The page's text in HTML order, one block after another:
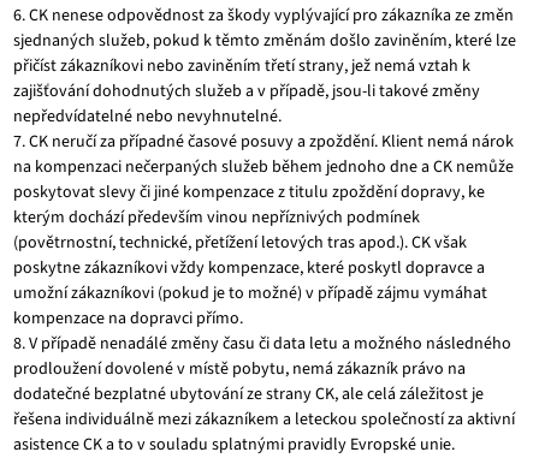
6. CK nenese odpovědnost za škody vyplývající pro zákazníka ze změn
sjednaných služeb, pokud k těmto změnám došlo zaviněním, které lze
přičíst zákazníkovi nebo zaviněním třetí strany, jež nemá vztah k
zajišťování dohodnutých služeb a v případě, jsou-li takové změny
nepředvídatelné nebo nevyhnutelné.
7. CK neručí za případné časové posuvy a zpoždění. Klient nemá nárok
na kompenzaci nečerpaných služeb během jednoho dne a CK nemůže
poskytovat slevy či jiné kompenzace z titulu zpoždění dopravy, ke
kterým dochází především vinou nepříznivých podmínek
(povětrnostní, technické, přetížení letových tras apod.). CK však
poskytne zákazníkovi vždy kompenzace, které poskytl dopravce a
umožní zákazníkovi (pokud je to možné) v případě zájmu vymáhat
kompenzace na dopravci přímo.
8. V případě nenadálé změny času či data letu a možného následného
prodloužení dovolené v místě pobytu, nemá zákazník právo na
dodatečné bezplatné ubytování ze strany CK, ale celá záležitost je
řešena individuálně mezi zákazníkem a leteckou společností za aktivní
asistence CK a to v souladu splatnými pravidly Evropské unie.